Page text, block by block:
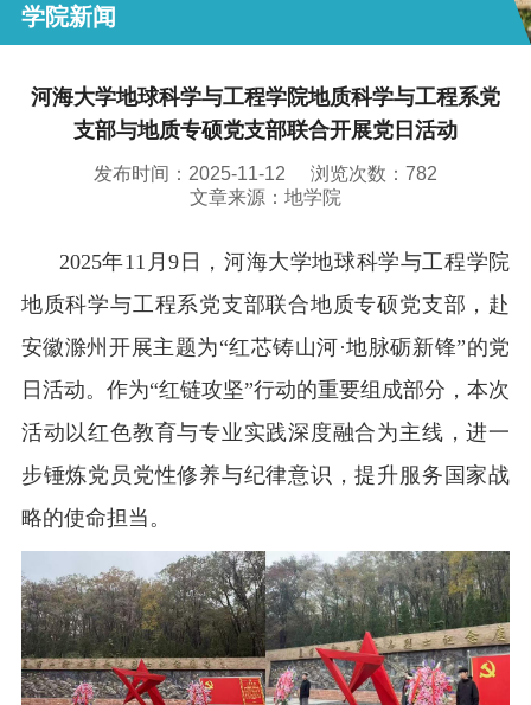
科学研究
学生工作
河海大学首页 旧版入口 EN
学院新闻
河海大学地球科学与工程学院地质科学与工程系党
支部与地质专硕党支部联合开展党日活动
发布时间：2025-11-12 浏览次数： 782
文章来源：地学院
2025年11月9日，河海大学地球科学与工程学院
地质科学与工程系党支部联合地质专硕党支部，赴
安徽滁州开展主题为“红芯铸山河·地脉砺新锋”的党
日活动。作为“红链攻坚”行动的重要组成部分，本次
活动以红色教育与专业实践深度融合为主线，进一
步锤炼党员党性修养与纪律意识，提升服务国家战
略的使命担当。